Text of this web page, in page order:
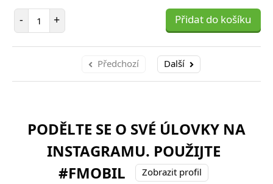
- Počet položek
+ Přidat do košíku
Předchozí Další
PODĚLTE SE O SVÉ ÚLOVKY NA
INSTAGRAMU. POUŽIJTE
#FMOBIL
Zobrazit profil